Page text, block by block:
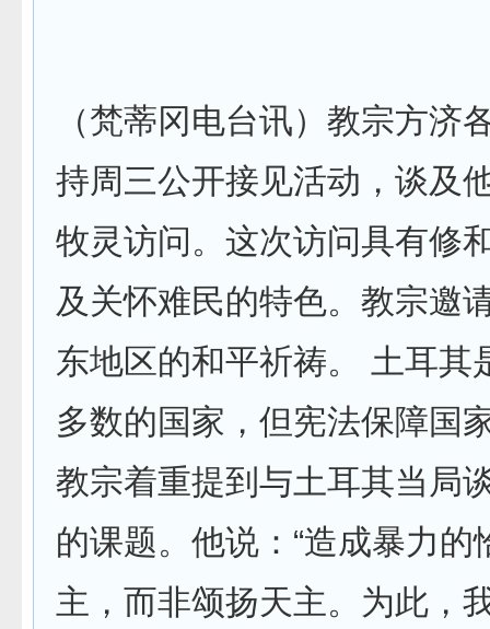
（梵蒂冈电台讯）教宗方济
持周三公开接见活动，谈及
牧灵访问。这次访问具有修
及关怀难民的特色。教宗邀
东地区的和平祈祷。 土耳其
多数的国家，但宪法保障国
教宗着重提到与土耳其当局
的课题。他说：“造成暴力的
主，而非颂扬天主。为此，